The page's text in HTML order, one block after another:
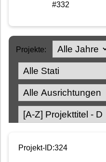
#332
Projekte:
Projekt-ID:324